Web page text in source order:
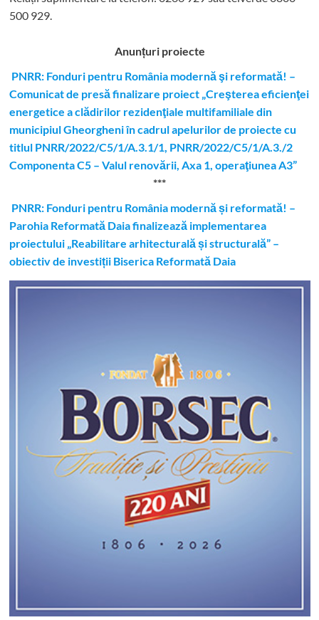
500 929.
Anunțuri proiecte
PNRR: Fonduri pentru România modernă şi reformată! –
Comunicat de presă finalizare proiect „Creşterea eficienţei
energetice a clădirilor rezidenţiale multifamiliale din
municipiul Gheorgheni în cadrul apelurilor de proiecte cu
titlul PNRR/2022/C5/1/A.3.1/1, PNRR/2022/C5/1/A.3./2
Componenta C5 – Valul renovării, Axa 1, operaţiunea A3”
***
PNRR: Fonduri pentru România modernă și reformată! –
Parohia Reformată Daia finalizează implementarea
proiectului „Reabilitare arhitecturală și structurală” –
obiectiv de investiții Biserica Reformată Daia